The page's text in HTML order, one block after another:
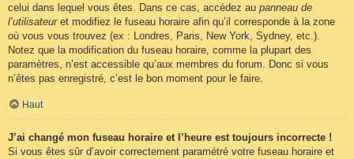
celui dans lequel vous êtes. Dans ce cas, accédez au panneau de
l’utilisateuret modifiez le fuseau horaire afin qu’il corresponde à la zone
où vous vous trouvez (ex : Londres, Paris, New York, Sydney, etc.).
Notez que la modification du fuseau horaire, comme la plupart des
paramètres, n’est accessible qu’aux membres du forum. Donc si vous
n’êtes pas enregistré, c’est le bon moment pour le faire.
Haut
J’ai changé mon fuseau horaire et l’heure est toujours incorrecte !
Si vous êtes sûr d’avoir correctement paramétré votre fuseau horaire et